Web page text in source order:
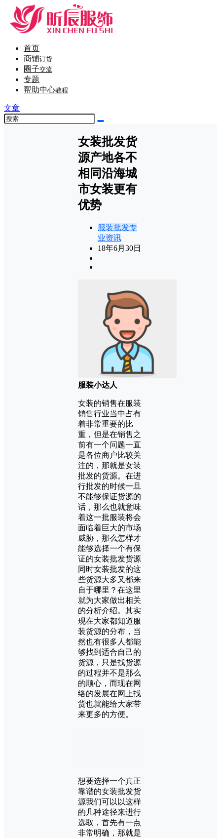
首页
商铺订货
圈子交流
专题
帮助中心教程
文章
女装批发货
源产地各不
相同沿海城
市女装更有
优势
服装批发专
业资讯
18年6月30日
服装小达人
女装的销售在服装
销售行业当中占有
着非常重要的比
重，但是在销售之
前有一个问题一直
是各位商户比较关
注的，那就是女装
批发的货源。在进
行批发的时候一旦
不能够保证货源的
话，那么也就意味
着这一批服装将会
面临着巨大的市场
威胁，那么怎样才
能够选择一个有保
证的女装批发货源
同时女装批发的这
些货源大多又都来
自于哪里？在这里
就为大家做出相关
的分析介绍。其实
现在大家都知道服
装货源的分布，当
然也有很多人都能
够找到适合自己的
货源，只是找货源
的过程并不是那么
的顺心，而现在网
络的发展在网上找
货也就能给大家带
来更多的方便。
想要选择一个真正
靠谱的女装批发货
源我们可以以这样
的几种途径来进行
选取，首先有一点
非常明确，那就是